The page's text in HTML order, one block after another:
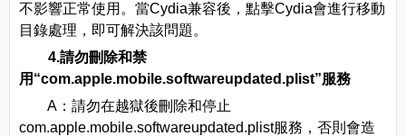
不影響正常使用。當Cydia兼容後，點擊Cydia會進行移動
目錄處理，即可解決該問題。
4.請勿刪除和禁
用“com.apple.mobile.softwareupdated.plist”服務
A：請勿在越獄後刪除和停止
com.apple.mobile.softwareupdated.plist服務，否則會造